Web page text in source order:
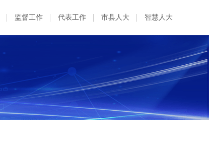
监督工作 代表工作 市县人大 智慧人大